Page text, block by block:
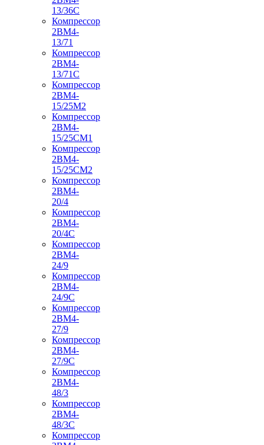
13/36С
Компрессор
2ВМ4-
13/71
Компрессор
2ВМ4-
13/71С
Компрессор
2ВМ4-
15/25М2
Компрессор
2ВМ4-
15/25СМ1
Компрессор
2ВМ4-
15/25СМ2
Компрессор
2ВМ4-
20/4
Компрессор
2ВМ4-
20/4С
Компрессор
2ВМ4-
24/9
Компрессор
2ВМ4-
24/9С
Компрессор
2ВМ4-
27/9
Компрессор
2ВМ4-
27/9С
Компрессор
2ВМ4-
48/3
Компрессор
2ВМ4-
48/3С
Компрессор